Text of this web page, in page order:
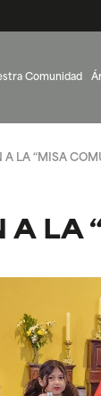
Comunidad
A LA “MISA
A LA